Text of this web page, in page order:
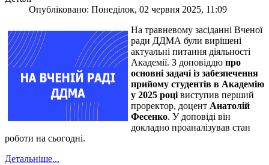
Опубліковано: Понеділок, 02 червня 2025, 11:09
На травневому засіданні Вченої
ради ДДМА були вирішені
актуальні питання діяльності
Академії. З доповіддю про
основні задачі із забезпечення
прийому студентів в Академію
у 2025 році виступив перший
проректор, доцент Анатолій
Фесенко. У доповіді він
докладно проаналізував стан
роботи на сьогодні.
Детальніше...